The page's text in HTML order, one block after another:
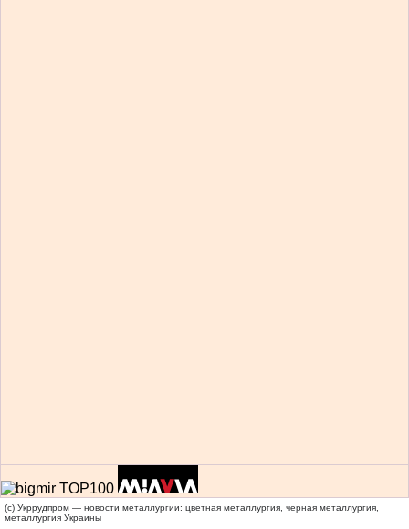
(c) Укррудпром — новости металлургии: цветная металлургия, черная металлургия,
металлургия Украины